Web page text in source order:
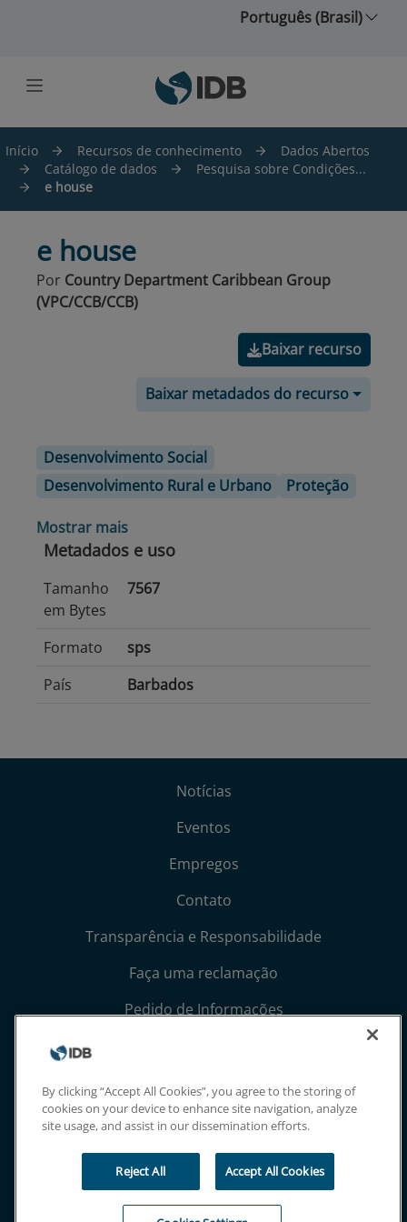
Português (Brasil)
Início Recursos de conhecimento
Dados Abertos
Catálogo de dados
Pesquisa sobre Condições...
e house
e house
Por Country Department Caribbean Group
(VPC/CCB/CCB)
Baixar recurso
Baixar metadados do recurso
Desenvolvimento Social
Desenvolvimento Rural e Urbano
Proteção
Mostrar mais
Metadados e uso
Tamanho
em Bytes
7567
Formato
sps
País
Barbados
Notícias
Eventos
Empregos
Contato
Transparência e Responsabilidade
Faça uma reclamação
Pedido de Informações
Termos, Condições e Avisos de Privacidade
Extranet
By clicking “Accept All Cookies”, you agree to the storing of
cookies on your device to enhance site navigation, analyze
site usage, and assist in our dissemination efforts.
Reject All Accept All Cookies